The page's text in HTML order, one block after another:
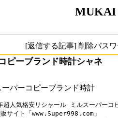
MUKAI
[返信する記事] 削除パス
ピーブランド時計シャネ
パーコピーブランド時計
超人気格安リシャール ミルスーパーコ
サイト「www.Super998.com」